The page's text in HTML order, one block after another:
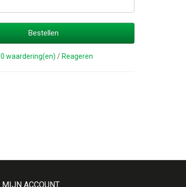
Bestellen
0 waardering(en) / Reageren
MIJN ACCOUNT